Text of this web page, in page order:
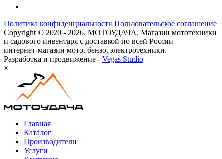
Политика конфиденциальности Пользовательское соглашение
Copyright © 2020 - 2026. МОТОУДАЧА. Магазин мототехники
и садового инвентаря с доставкой по всей России —
интернет-магазин мото, бензо, электротехники.
Разработка и продвижение - Vegas Studio
×
Главная
Каталог
Производители
Услуги